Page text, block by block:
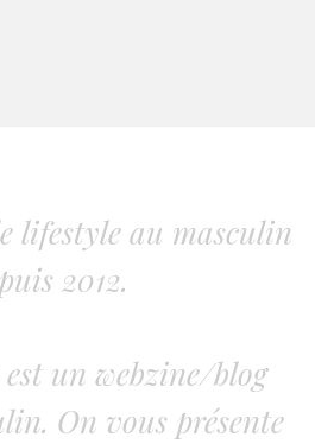
lifestyle au masculin
2012.
est un webzine/blog
On vous présente